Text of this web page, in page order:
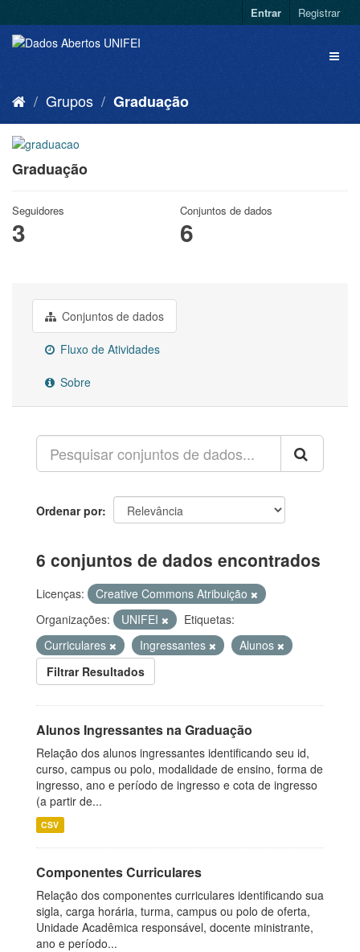
Entrar Registrar
Grupos Graduação
Graduação
Seguidores
3
Conjuntos de dados
6
Conjuntos de dados
Fluxo de Atividades
Sobre
Ordenar por
6 conjuntos de dados encontrados
Licenças:
Creative Commons Atribuição
Organizações:
UNIFEI
Etiquetas:
Curriculares
Ingressantes
Alunos
Filtrar Resultados
Alunos Ingressantes na Graduação
Relação dos alunos ingressantes identificando seu id,
curso, campus ou polo, modalidade de ensino, forma de
ingresso, ano e período de ingresso e cota de ingresso
(a partir de...
CSV
Componentes Curriculares
Relação dos componentes curriculares identificando sua
sigla, carga horária, turma, campus ou polo de oferta,
Unidade Acadêmica responsável, docente ministrante,
ano e período...